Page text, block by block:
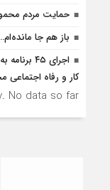
حمایت مردم
باز هم جا
کار و رفاه اجتماعی
No data so far.